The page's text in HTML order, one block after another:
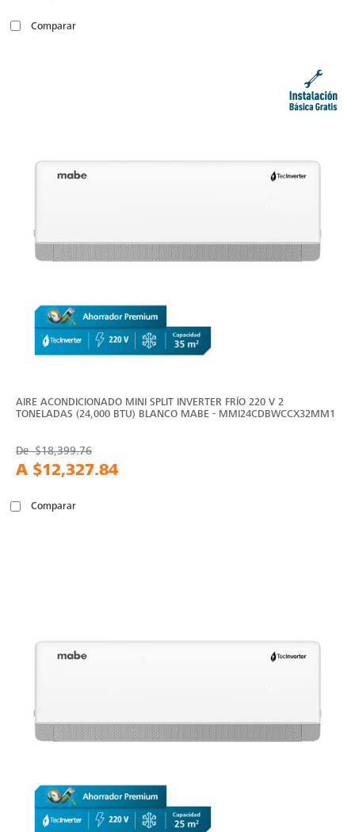
Comparar
AIRE ACONDICIONADO MINI SPLIT INVERTER FRÍO 220 V 2
TONELADAS (24,000 BTU) BLANCO MABE - MMI24CDBWCCX32MM1
De$18,399.76
A $12,327.84
Comparar